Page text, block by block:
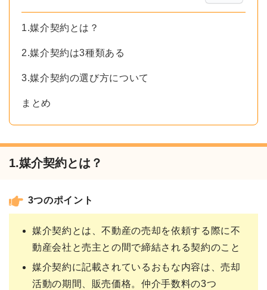
1.媒介契約とは？
2.媒介契約は3種類ある
3.媒介契約の選び方について
まとめ
1.媒介契約とは？
3つのポイント
媒介契約とは、不動産の売却を依頼する際に不
動産会社と売主との間で締結される契約のこと
媒介契約に記載されているおもな内容は、売却
活動の期間、販売価格。仲介手数料の3つ